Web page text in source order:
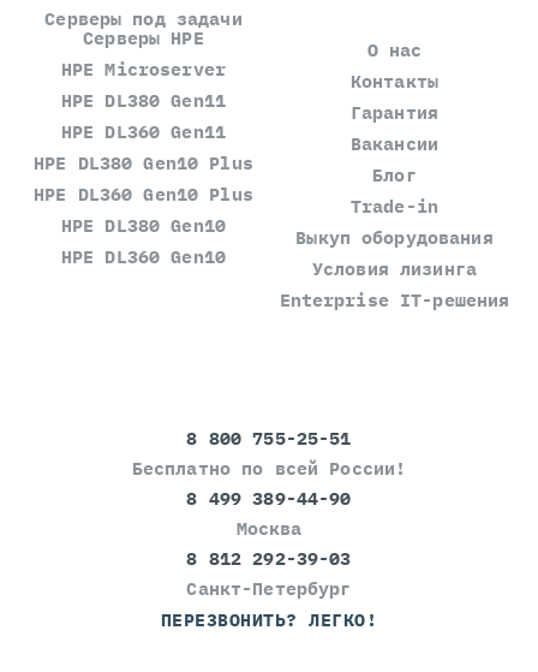
Серверы под задачи
Серверы HPE
HPE Microserver
HPE DL380 Gen11
HPE DL360 Gen11
HPE DL380 Gen10 Plus
HPE DL360 Gen10 Plus
HPE DL380 Gen10
HPE DL360 Gen10
О нас
Контакты
Гарантия
Вакансии
Блог
Trade-in
Выкуп оборудования
Условия лизинга
Enterprise IT-решения
8 800 755-25-51
Бесплатно по всей России!
8 499 389-44-90
Москва
8 812 292-39-03
Санкт-Петербург
ПЕРЕЗВОНИТЬ? ЛЕГКО!